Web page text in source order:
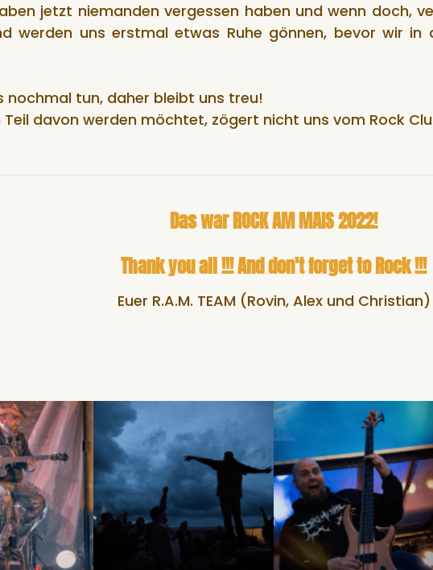
jetzt niemanden vergessen haben und wenn doch,
werden uns erstmal etwas Ruhe gönnen, bevor wir in
nochmal tun, daher bleibt uns treu!
Teil davon werden möchtet, zögert nicht uns vom Rock
Das war ROCK AM MAIS 2022!
Thank you all !!! And don't forget to Rock !!!
Euer R.A.M. TEAM (Rovin, Alex und Christian)